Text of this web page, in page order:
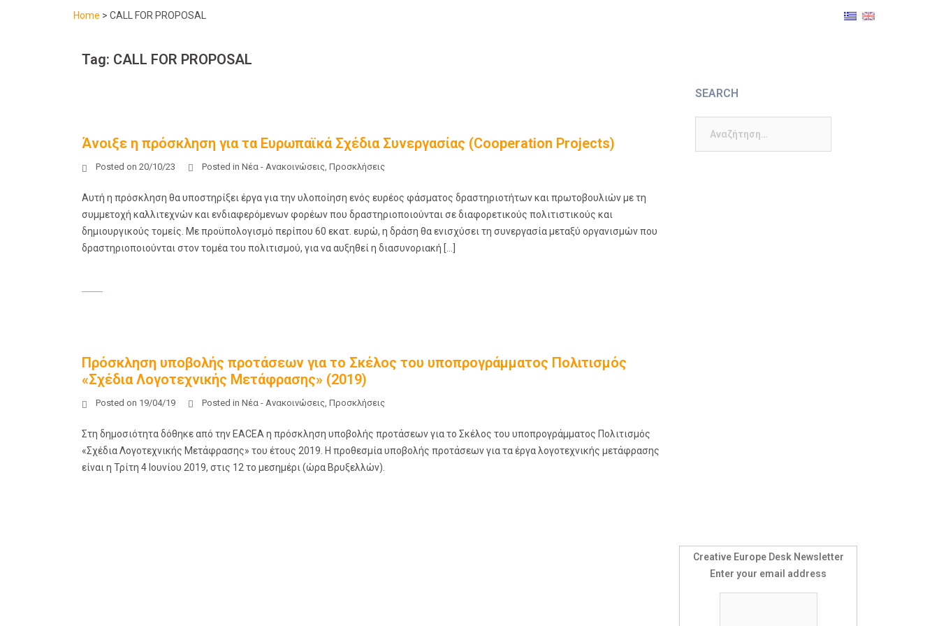
Home > CALL FOR PROPOSAL
Tag: CALL FOR PROPOSAL
Άνοιξε η πρόσκληση για τα Ευρωπαϊκά Σχέδια Συνεργασίας (Cooperation Projects)
Posted on 20/10/23 Posted in Νέα - Ανακοινώσεις, Προσκλήσεις
Αυτή η πρόσκληση θα υποστηρίξει έργα για την υλοποίηση ενός ευρέος φάσματος δραστηριοτήτων και πρωτοβουλιών με τη
συμμετοχή καλλιτεχνών και ενδιαφερόμενων φορέων που δραστηριοποιούνται σε διαφορετικούς πολιτιστικούς και
δημιουργικούς τομείς. Με προϋπολογισμό περίπου 60 εκατ. ευρώ, η δράση θα ενισχύσει τη συνεργασία μεταξύ οργανισμών που
δραστηριοποιούνται στον τομέα του πολιτισμού, για να αυξηθεί η διασυνοριακή […]
Πρόσκληση υποβολής προτάσεων για το Σκέλος του υποπρογράμματος Πολιτισμός
«Σχέδια Λογοτεχνικής Μετάφρασης» (2019)
Posted on 19/04/19 Posted in Νέα - Ανακοινώσεις, Προσκλήσεις
Στη δημοσιότητα δόθηκε από την EACEA η πρόσκληση υποβολής προτάσεων για το Σκέλος του υποπρογράμματος Πολιτισμός
«Σχέδια Λογοτεχνικής Μετάφρασης» του έτους 2019. Η προθεσμία υποβολής προτάσεων για τα έργα λογοτεχνικής μετάφρασης
είναι η Τρίτη 4 Ιουνίου 2019, στις 12 το μεσημέρι (ώρα Βρυξελλών).
SEARCH
Creative Europe Desk Newsletter
Enter your email address